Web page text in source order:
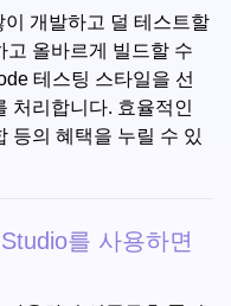
개발하고 덜 테스트할
고 올바르게 빌드할 수
테스팅 스타일을 선
처리합니다. 효율적인
등의 혜택을 누릴 수 있
를 사용하면